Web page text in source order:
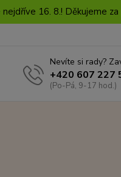
16. 8.! Děkujeme
Nevíte si rady?
+420 607 227
(Po-Pá, 9-17 hod.)